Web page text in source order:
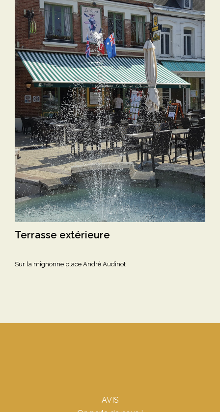
Terrasse extérieure
Sur la mignonne place André Audinot
AVIS